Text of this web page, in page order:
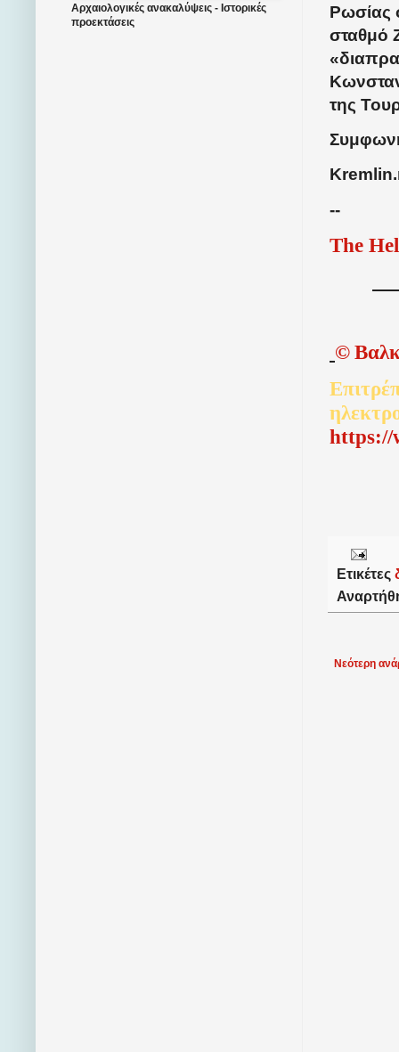
Ρωσίας
σταθμό
της
--
The
©
https://
Ετικέτες
Νεότερη
Αρχαιολογικές ανακαλύψεις - Ιστορικές
προεκτάσεις